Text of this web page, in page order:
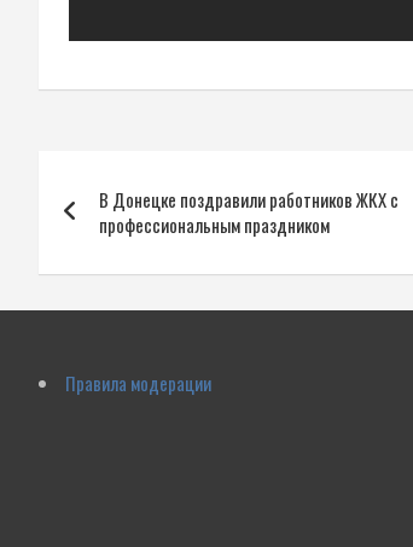
по
записям
В Донецке поздравили работников ЖКХ с
профессиональным праздником
Правила модерации